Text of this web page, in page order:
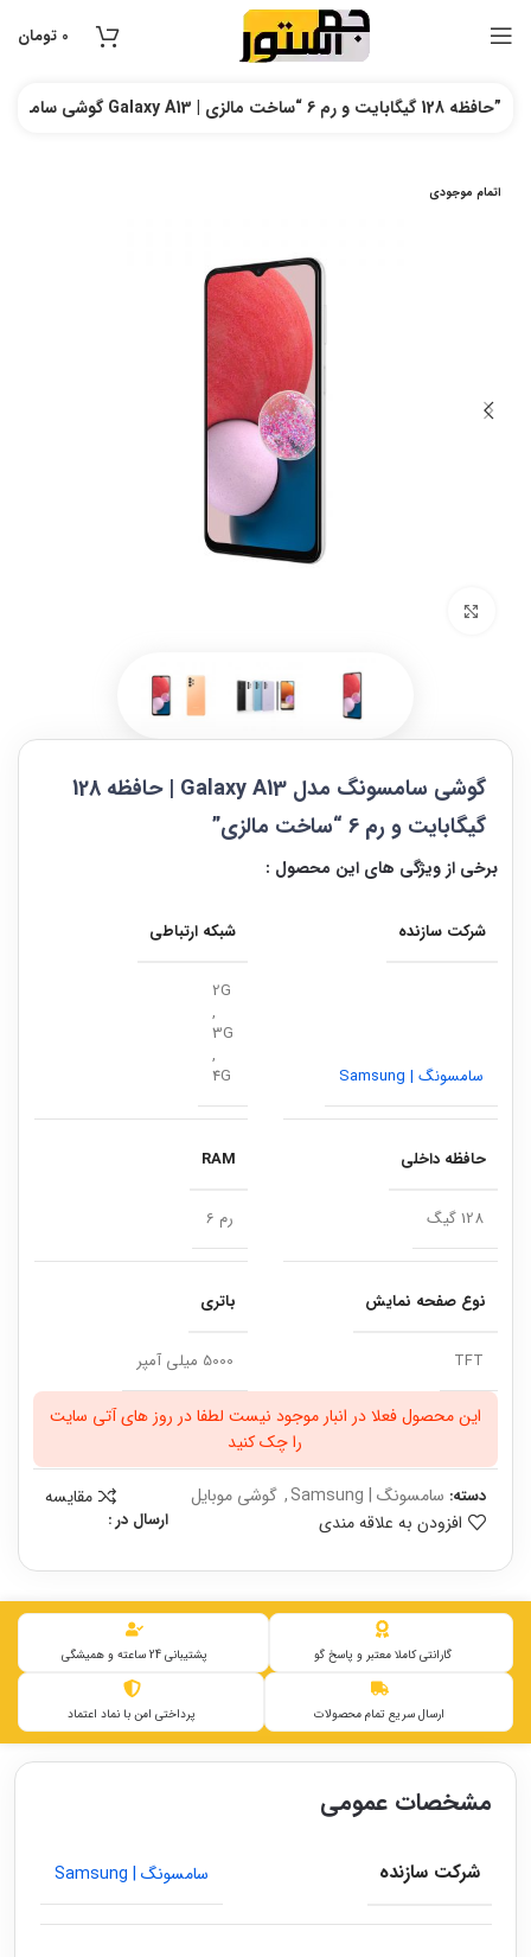
0 تومان
گوشی سامسونگ مدل Galaxy A13 | حافظه 128 گیگابایت و رم 6 “ساخت مالزی”
اتمام موجودی
گوشی سامسونگ مدل Galaxy A13 | حافظه 128
گیگابایت و رم 6 “ساخت مالزی”
برخی از ویژگی های این محصول :
شرکت سازنده
سامسونگ | Samsung
شبکه ارتباطی
2G
,
3G
,
4G
حافظه داخلی
128 گیگ
RAM
رم 6
نوع صفحه نمایش
TFT
باتری
5000 میلی آمپر
این محصول فعلا در انبار موجود نیست لطفا در روز های آتی سایت
را چک کنید
دسته: سامسونگ | Samsung , گوشی موبایل
مقایسه
افزودن به علاقه مندی
ارسال در :
گارانتی کاملا معتبر و پاسخ گو پشتیبانی 24 ساعته و همیشگی
ارسال سریع تمام محصولات پرداختی امن با نماد اعتماد
مشخصات عمومی
شرکت سازنده سامسونگ | Samsung